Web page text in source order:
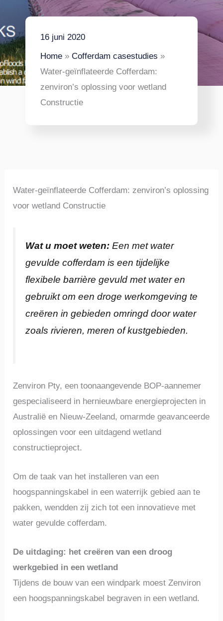
16 juni 2020
Home
Cofferdam casestudies
Water-geïnflateerde Cofferdam:
zenviron’s oplossing voor wetland
Constructie
Water-geïnflateerde Cofferdam: zenviron’s oplossing
voor wetland Constructie
Wat u moet weten: Een met water
gevulde cofferdam is een tijdelijke
flexibele barrière gevuld met water en
gebruikt om een droge werkomgeving te
creëren in gebieden omringd door water
zoals rivieren, meren of kustgebieden.
Zenviron Pty, een toonaangevende BOP-aannemer
gespecialiseerd in hernieuwbare energieprojecten in
Australië en Nieuw-Zeeland, omarmde geavanceerde
oplossingen voor een uitdagend wetland
constructieproject.
Om de taak van het installeren van een
hoogspanningskabel in een waterrijk gebied aan te
pakken, wendden zij zich tot een innovatieve met
water gevulde cofferdam.
De uitdaging: het creëren van een droog
werkgebied in een wetland
Tijdens de bouw van een windpark moest Zenviron
een hoogspanningskabel begraven in een wetland.